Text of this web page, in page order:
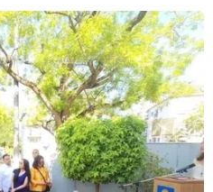
Mở rộng không gian cống
hiến cho cộng đồng người
Việt Nam ở nước ngoài
08/08/2026 11:00